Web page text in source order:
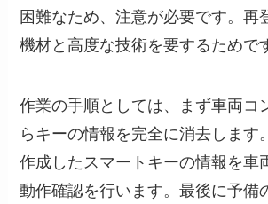
困難なため、注意が必要です。再
機材と高度な技術を要するためで
作業の手順としては、まず車両コ
らキーの情報を完全に消去します
作成したスマートキーの情報を車
動作確認を行います。最後に予備